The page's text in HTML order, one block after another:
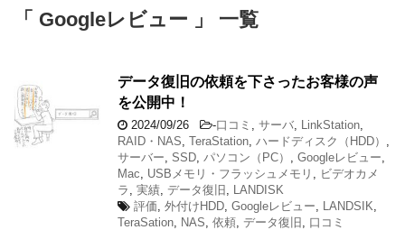
「 Googleレビュー 」 一覧
データ復旧の依頼を下さったお客様の声
を公開中！
2024/09/26 -口コミ サーバ LinkStation
RAID・NAS TeraStation ハードディスク（HDD）
サーバー SSD パソコン（PC） Googleレビュー
Mac
USBメモリ・フラッシュメモリ
ビデオカメ
ラ
実績 データ復旧
LANDISK
評価 外付けHDD Googleレビュー LANDSIK
TeraSation NAS 依頼 データ復旧
口コミ